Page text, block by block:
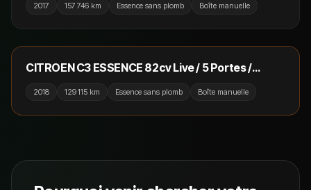
2017 157 746 km Essence sans plomb Boîte manuelle
RÉSERVÉ
5 990 €
CITROEN C3 ESSENCE 82cv Live / 5 Portes /
2018 129 115 km Essence sans plomb Boîte manuelle